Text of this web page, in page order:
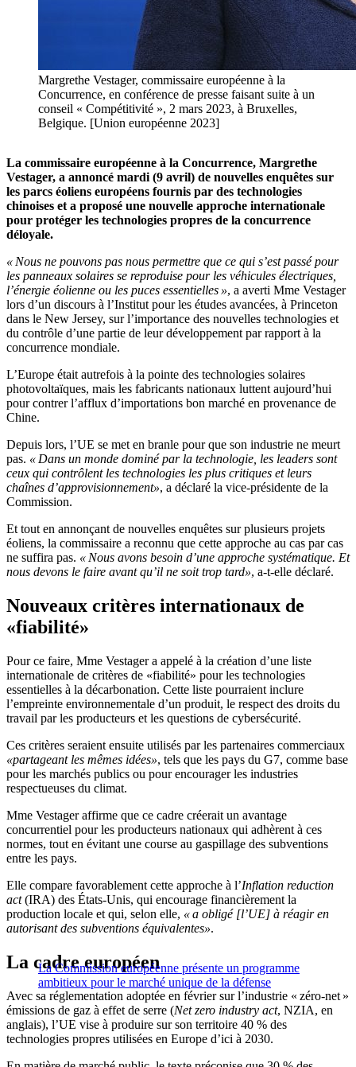
Margrethe Vestager, commissaire européenne à la
Concurrence, en conférence de presse faisant suite à un
conseil « Compétitivité », 2 mars 2023, à Bruxelles,
Belgique. [Union européenne 2023]
La commissaire européenne à la Concurrence, Margrethe
Vestager, a annoncé mardi (9 avril) de nouvelles enquêtes sur
les parcs éoliens européens fournis par des technologies
chinoises et a proposé une nouvelle approche internationale
pour protéger les technologies propres de la concurrence
déloyale.
« Nous ne pouvons pas nous permettre que ce qui s’est passé pour
les panneaux solaires se reproduise pour les véhicules électriques,
l’énergie éolienne ou les puces essentielles », a averti Mme Vestager
lors d’un discours à l’Institut pour les études avancées, à Princeton
dans le New Jersey, sur l’importance des nouvelles technologies et
du contrôle d’une partie de leur développement par rapport à la
concurrence mondiale.
L’Europe était autrefois à la pointe des technologies solaires
photovoltaïques, mais les fabricants nationaux luttent aujourd’hui
pour contrer l’afflux d’importations bon marché en provenance de
Chine.
Depuis lors, l’UE se met en branle pour que son industrie ne meurt
pas. « Dans un monde dominé par la technologie, les leaders sont
ceux qui contrôlent les technologies les plus critiques et leurs
chaînes d’approvisionnement», a déclaré la vice-présidente de la
Commission.
Et tout en annonçant de nouvelles enquêtes sur plusieurs projets
éoliens, la commissaire a reconnu que cette approche au cas par cas
ne suffira pas. « Nous avons besoin d’une approche systématique. Et
nous devons le faire avant qu’il ne soit trop tard», a-t-elle déclaré.
Nouveaux critères internationaux de
«fiabilité»
Pour ce faire, Mme Vestager a appelé à la création d’une liste
internationale de critères de «fiabilité» pour les technologies
essentielles à la décarbonation. Cette liste pourraient inclure
l’empreinte environnementale d’un produit, le respect des droits du
travail par les producteurs et les questions de cybersécurité.
Ces critères seraient ensuite utilisés par les partenaires commerciaux
«partageant les mêmes idées», tels que les pays du G7, comme base
pour les marchés publics ou pour encourager les industries
respectueuses du climat.
Mme Vestager affirme que ce cadre créerait un avantage
concurrentiel pour les producteurs nationaux qui adhèrent à ces
normes, tout en évitant une course au gaspillage des subventions
entre les pays.
Elle compare favorablement cette approche à l’Inflation reduction
act(IRA) des États-Unis, qui encourage financièrement la
production locale et qui, selon elle, « a obligé [l’UE] à réagir en
autorisant des subventions équivalentes».
La Commission européenne présente un programme
ambitieux pour le marché unique de la défense
La cadre européen
Avec sa réglementation adoptée en février sur l’industrie « zéro-net »
émissions de gaz à effet de serre (Net zero industry act, NZIA, en
anglais), l’UE vise à produire sur son territoire 40 % des
technologies propres utilisées en Europe d’ici à 2030.